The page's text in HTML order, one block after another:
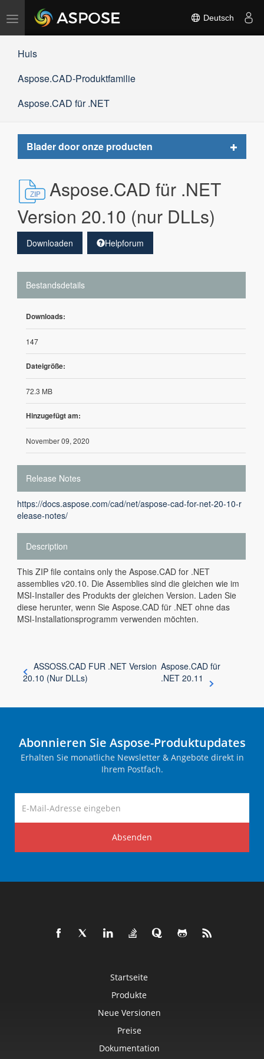
Navigation
umschalten
Deutsch
Huis
Aspose.CAD-Produktfamilie
Aspose.CAD für .NET
Blader door onze producten
Toggle
Aspose.CAD für .NET
Version 20.10 (nur DLLs)
Downloaden Helpforum
Bestandsdetails
Downloads:
147
Dateigröße:
72.3 MB
Hinzugefügt am:
November 09, 2020
Release Notes
https://docs.aspose.com/cad/net/aspose-cad-for-net-20-10-r
elease-notes/
Description
This ZIP file contains only the Aspose.CAD for .NET
assemblies v20.10. Die Assemblies sind die gleichen wie im
MSI-Installer des Produkts der gleichen Version. Laden Sie
diese herunter, wenn Sie Aspose.CAD für .NET ohne das
MSI-Installationsprogramm verwenden möchten.
ASSOSS.CAD FUR .NET Version
20.10 (Nur DLLs)
Aspose.CAD für
.NET 20.11
Abonnieren Sie Aspose-Produktupdates
Erhalten Sie monatliche Newsletter & Angebote direkt in
Ihrem Postfach.
Absenden
Startseite
Produkte
Neue Versionen
Preise
Dokumentation